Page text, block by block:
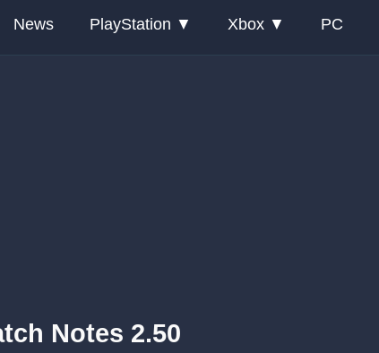
News PlayStation Xbox PC
Notes 2.50